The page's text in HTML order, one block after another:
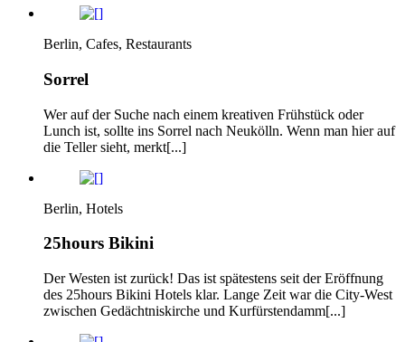
Berlin, Cafes, Restaurants
Sorrel
Wer auf der Suche nach einem kreativen Frühstück oder
Lunch ist, sollte ins Sorrel nach Neukölln. Wenn man hier auf
die Teller sieht, merkt[...]
Berlin, Hotels
25hours Bikini
Der Westen ist zurück! Das ist spätestens seit der Eröffnung
des 25hours Bikini Hotels klar. Lange Zeit war die City-West
zwischen Gedächtniskirche und Kurfürstendamm[...]